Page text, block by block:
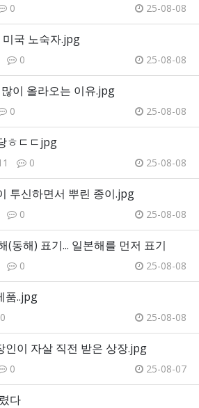
0 25-08-08
국 노숙자.jpg
0 25-08-08
이 올라오는 이유.jpg
0 25-08-08
ㅎㄷㄷjpg
0 25-08-08
투신하면서 뿌린 종이.jpg
0 25-08-08
(동해) 표기... 일본해를 먼저 표기
0 25-08-08
품..jpg
0 25-08-08
인이 자살 직전 받은 상장.jpg
0 25-08-07
다